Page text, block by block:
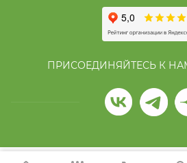
ПРИСОЕДИНЯЙТЕСЬ К